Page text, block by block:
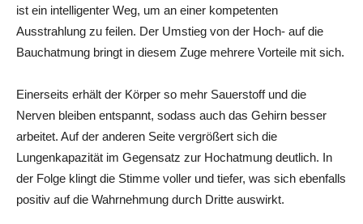
ist ein intelligenter Weg, um an einer kompetenten
Ausstrahlung zu feilen. Der Umstieg von der Hoch- auf die
Bauchatmung bringt in diesem Zuge mehrere Vorteile mit sich.
Einerseits erhält der Körper so mehr Sauerstoff und die
Nerven bleiben entspannt, sodass auch das Gehirn besser
arbeitet. Auf der anderen Seite vergrößert sich die
Lungenkapazität im Gegensatz zur Hochatmung deutlich. In
der Folge klingt die Stimme voller und tiefer, was sich ebenfalls
positiv auf die Wahrnehmung durch Dritte auswirkt.